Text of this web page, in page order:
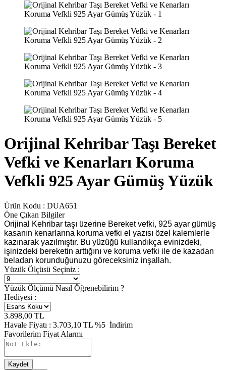
Orijinal Kehribar Taşı Bereket
Vefki ve Kenarları Koruma
Vefkli 925 Ayar Gümüş Yüzük
Ürün Kodu : DUA651
Öne Çıkan Bilgiler
Orijinal Kehribar taşı üzerine Bereket vefki, 925 ayar gümüş
kasanın kenarlarına koruma vefki el yazısı özel kalemlerle
kazınarak yazılmıştır. Bu yüzüğü kullandıkça evinizdeki,
işinizdeki bereketin arttığını ve koruma vefki ile de kazadan
beladan korunduğunuzu göreceksiniz inşallah.
Yüzük Ölçüsü Seçiniz :
Yüzük Ölçümü Nasıl Öğrenebilirim ?
Hediyesi :
3.898,00 TL
Havale Fiyatı : 3.703,10 TL %5 İndirim
Favorilerim Fiyat Alarmı
Kaydet